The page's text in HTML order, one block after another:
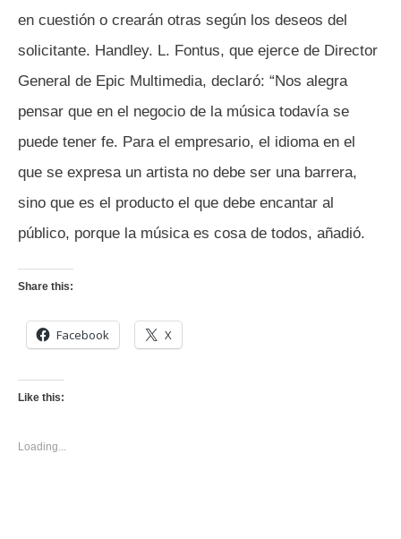
en cuestión o crearán otras según los deseos del
solicitante. Handley. L. Fontus, que ejerce de Director
General de Epic Multimedia, declaró: “Nos alegra
pensar que en el negocio de la música todavía se
puede tener fe. Para el empresario, el idioma en el
que se expresa un artista no debe ser una barrera,
sino que es el producto el que debe encantar al
público, porque la música es cosa de todos, añadió.
Share this:
Facebook X
Like this:
Loading...